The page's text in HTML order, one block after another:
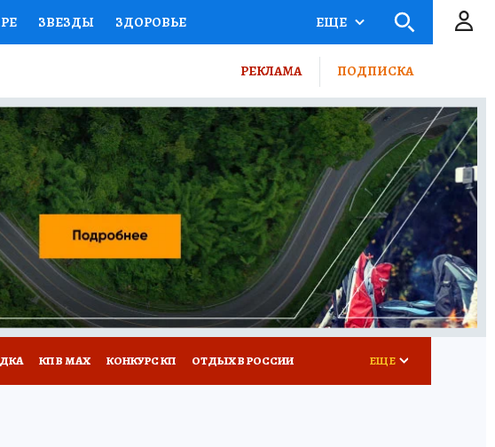
ЗВЕЗДЫ ЗДОРОВЬЕ
ЖЕНСКИЕ СЕКРЕТЫ ПУТЕВОДИТЕЛЬ
ДЕФИЦИТ ЖЕЛЕЗА ТУРИЗМ
ВСЕ О КП РАДИО КП
ЕЩЕ
РЕКЛАМА ПОДПИСКА
КП В МАХ КОНКУРС КП ОТДЫХ В РОССИИ ЕЩЕ